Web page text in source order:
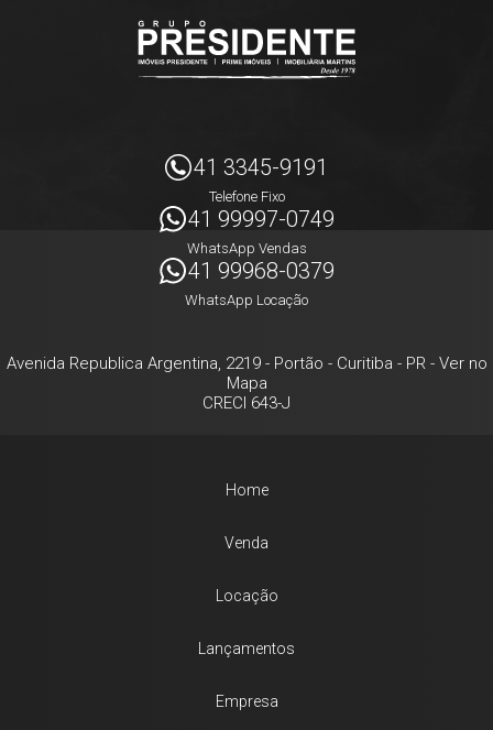
41 3345-9191
Telefone Fixo
41 99997-0749
WhatsApp Vendas
41 99968-0379
WhatsApp Locação
Avenida Republica Argentina, 2219- Portão - Curitiba - PR- Ver no
Mapa
CRECI 643-J
Home
Venda
Locação
Lançamentos
Empresa